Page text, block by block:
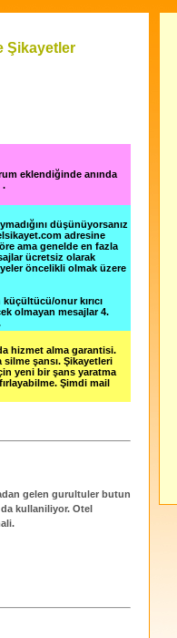
Şikayetler
eklendiğinde anında
.
düşünüyorsanız
adresine
ama genelde en fazla
ücretsiz olarak
öncelikli olmak üzere
onur kırıcı
olmayan mesajlar 4.
hizmet alma garantisi.
silme şansı. Şikayetleri
yeni bir şans yaratma
Şimdi mail
gelen gurultuler butun
kullaniliyor. Otel